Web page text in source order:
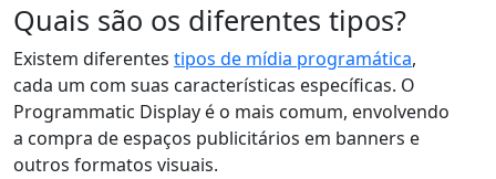
Quais são os diferentes tipos?
Existem diferentes tipos de mídia programática,
cada um com suas características específicas. O
Programmatic Display é o mais comum, envolvendo
a compra de espaços publicitários em banners e
outros formatos visuais.